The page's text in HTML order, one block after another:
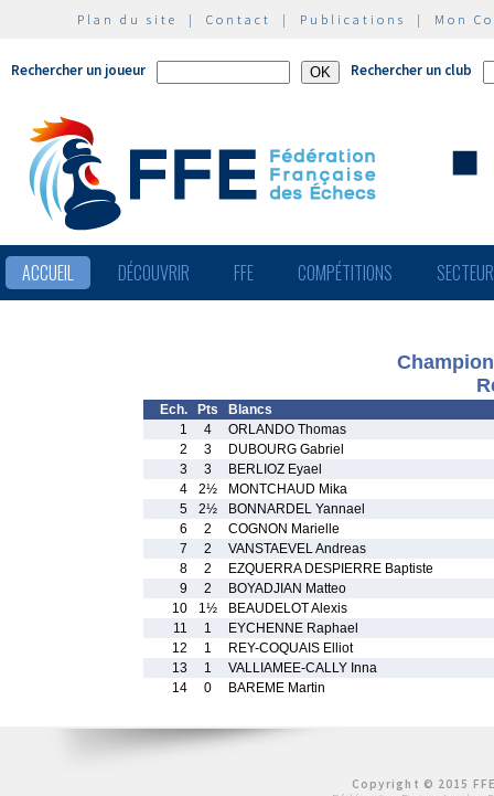
Plan du site | Contact | Publications | Mon
Rechercher un joueur Rechercher un club
ACCUEIL DÉCOUVRIR FFE COMPÉTITIONS
Ech. Pts
Blancs
1
4
ORLANDO Thomas
2
3
DUBOURG Gabriel
3
3
BERLIOZ Eyael
4
2½
MONTCHAUD Mika
5
2½
BONNARDEL Yannael
6
2
COGNON Marielle
7
2
VANSTAEVEL Andreas
8
2
EZQUERRA DESPIERRE Baptiste
9
2
BOYADJIAN Matteo
10
1½
BEAUDELOT Alexis
11
1
EYCHENNE Raphael
12
1
REY-COQUAIS Elliot
13
1
VALLIAMEE-CALLY Inna
14
0 BAREME Martin
Copyright © 2015